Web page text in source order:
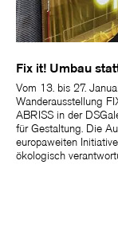
Fix it! Umbau
Vom 13. bis 27.
Wanderausstellung
ABRISS in der
für Gestaltung. Die
europaweiten
ökologisch